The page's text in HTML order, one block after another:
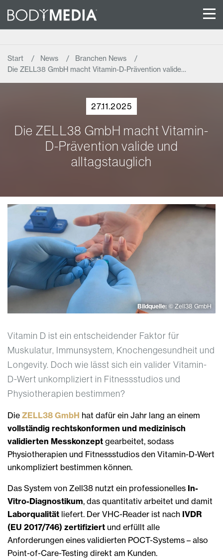
Start News
Branchen News
Die ZELL38 GmbH macht Vitamin-D-Prävention valide…
27.11.2025
Die ZELL38 GmbH macht Vitamin-
D-Prävention valide und
alltagstauglich
Bildquelle: © Zell38 GmbH
Vitamin D ist ein entscheidender Faktor für
Muskulatur, Immunsystem, Knochengesundheit und
Longevity. Doch wie lässt sich ein valider Vitamin-
D-Wert unkompliziert in Fitnessstudios und
Physiotherapien bestimmen?
Die ZELL38 GmbH hat dafür ein Jahr lang an einem
vollständig rechtskonformen und medizinisch
validierten Messkonzept gearbeitet, sodass
Physiotherapien und Fitnessstudios den Vitamin-D-Wert
unkompliziert bestimmen können.
Das System von Zell38 nutzt ein professionelles In-
Vitro-Diagnostikum, das quantitativ arbeitet und damit
Laborqualität liefert. Der VHC-Reader ist nach IVDR
(EU 2017/746) zertifiziert und erfüllt alle
Anforderungen eines validierten POCT-Systems – also
Point-of-Care-Testing direkt am Kunden.